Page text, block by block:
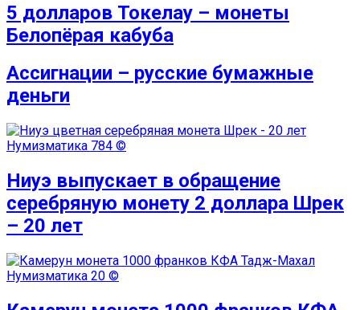
5 долларов Токелау – монеты
Белопёрая кабуба
Ассигнации – русские бумажные
деньги
Нумизматика 784 ©
Ниуэ выпускает в обращение
серебряную монету 2 доллара Шрек
– 20 лет
Нумизматика 20 ©